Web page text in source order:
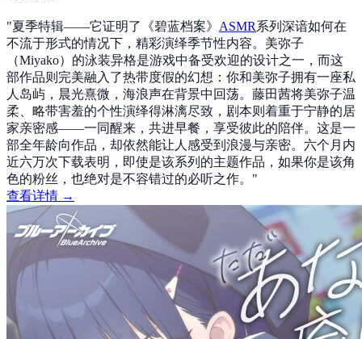
"夏季特辑——它证明了《碧蓝档案》 ASMR系列深谙如何在
不流于形式的情况下，精彩演绎季节性内容。美弥子
（Miyako）的泳装异格是游戏中备受欢迎的设计之一，而这
部作品则完美融入了热带度假的幻想：你和美弥子拥有一座私
人岛屿，晨光熹微，海浪声在背景中回荡。藤田茜将美弥子温
柔、略带害羞的个性演绎得淋漓尽致，剧本则着重于宁静的居
家亲密感——一同醒来，共进早餐，享受彼此的陪伴。这是一
部全年龄向作品，却依然能让人感受到浪漫与亲密。六个月内
近六万次下载表明，即使是该系列的主题作品，如果你是该角
色的粉丝，也绝对是不容错过的必听之作。 "
查看详情 →